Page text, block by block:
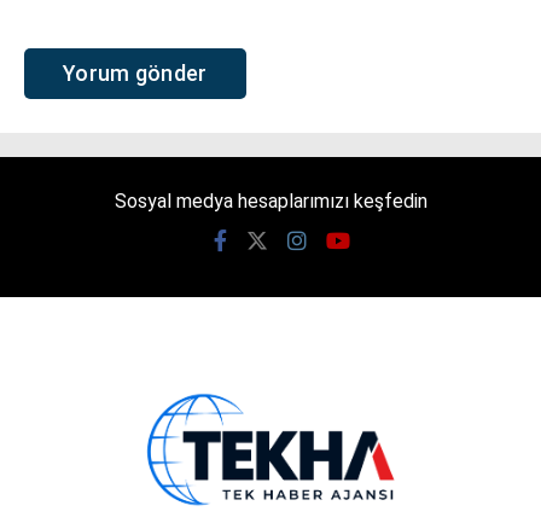
Sosyal medya hesaplarımızı keşfedin